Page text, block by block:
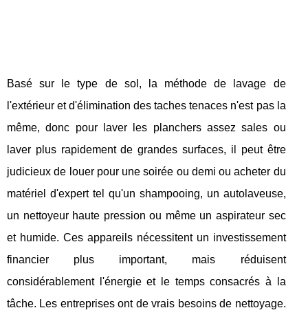
Basé sur le type de sol, la méthode de lavage de
l'extérieur et d'élimination des taches tenaces n'est pas la
même, donc pour laver les planchers assez sales ou
laver plus rapidement de grandes surfaces, il peut être
judicieux de louer pour une soirée ou demi ou acheter du
matériel d'expert tel qu'un shampooing, un autolaveuse,
un nettoyeur haute pression ou même un aspirateur sec
et humide. Ces appareils nécessitent un investissement
financier plus important, mais réduisent
considérablement l'énergie et le temps consacrés à la
tâche. Les entreprises ont de vrais besoins de nettoyage.